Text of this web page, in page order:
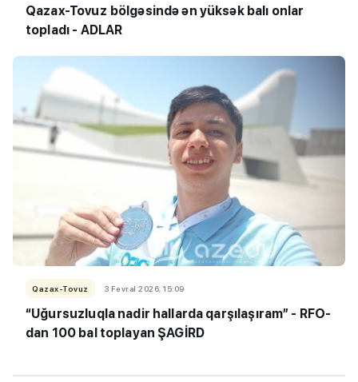
Qazax-Tovuz bölgəsində ən yüksək balı onlar
topladı - ADLAR
Qazax-Tovuz 3 Fevral 2026, 15:09
“Uğursuzluqla nadir hallarda qarşılaşıram” - RFO-
dan 100 bal toplayan ŞAGİRD